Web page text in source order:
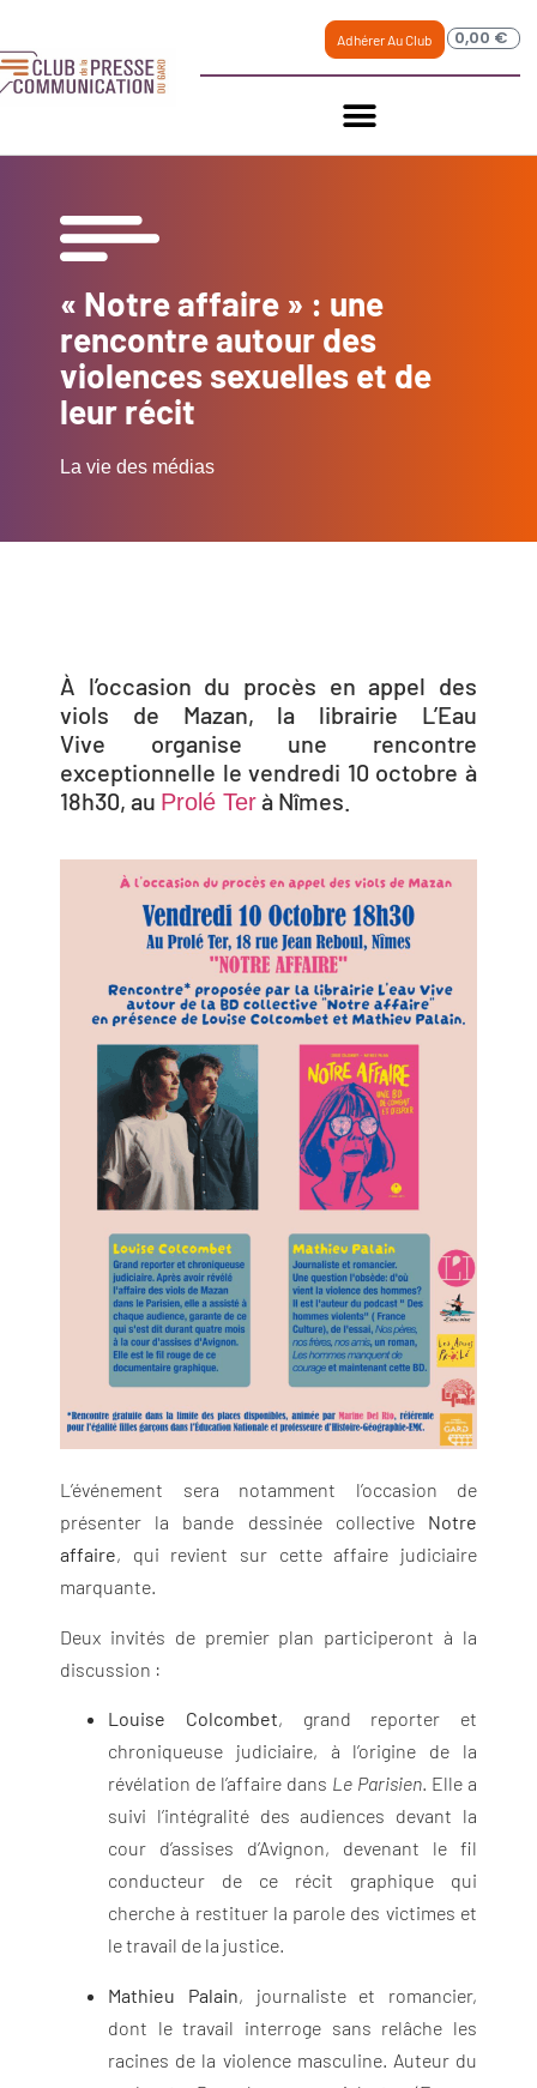
Adhérer Au Club 0,00 €
« Notre affaire » : une
rencontre autour des
violences sexuelles et de
leur récit
La vie des médias
À l’occasion du procès en appel des
viols de Mazan, la librairie L’Eau
Vive organise une rencontre
exceptionnelle le vendredi 10 octobre à
18h30, au Prolé Terà Nîmes.
L’événement sera notamment l’occasion de
présenter la bande dessinée collective Notre
affaire, qui revient sur cette affaire judiciaire
marquante.
Deux invités de premier plan participeront à la
discussion :
Louise Colcombet, grand reporter et
chroniqueuse judiciaire, à l’origine de la
révélation de l’affaire dans Le Parisien. Elle a
suivi l’intégralité des audiences devant la
cour d’assises d’Avignon, devenant le fil
conducteur de ce récit graphique qui
cherche à restituer la parole des victimes et
le travail de la justice.
Mathieu Palain, journaliste et romancier,
dont le travail interroge sans relâche les
racines de la violence masculine. Auteur du